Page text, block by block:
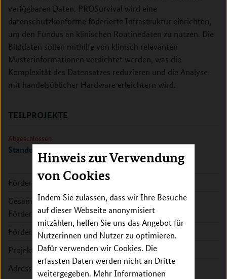
Hinweis zur Verwendung
von Cookies
Indem Sie zulassen, dass wir Ihre Besuche
auf dieser Webseite anonymisiert
mitzählen, helfen Sie uns das Angebot für
Nutzerinnen und Nutzer zu optimieren.
Dafür verwenden wir Cookies. Die
erfassten Daten werden nicht an Dritte
weitergegeben. Mehr Informationen
verfügbaren Daten. PROSurvival wird eine
datenschutzkonforme föderierte Infrastruktur einrichten,
um den Fundus an klinischen Routinedaten zu nutzen. Die
Bilddaten sollen mithilfe von klinisch relevanten
Musterinformationen verdichtet werden, was die
Komplexität des Datensatzes reduzieren und die Analyse
mit handelsüblicher Hardware erleichtern wird.
TEILPROJEKTE
Abgeschlossen
Standort Oldenburg
Förderkennzeichen:
01KD2213A
Gesamte
Fördersumme:
296.654 EUR
Förderzeitraum:
2022 - 2025
Projektleitung:
Dr. Marco Eichelberg
Adresse:
OFFIS e.V.